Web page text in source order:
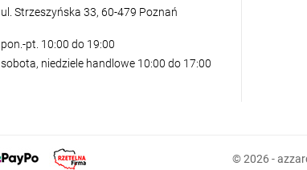
ul. Strzeszyńska 33, 60-479 Poznań
pon.-pt. 10:00 do 19:00
sobota, niedziele handlowe 10:00 do 17:00
© 2026 -